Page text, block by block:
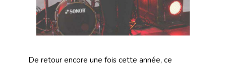
De retour encore une fois cette année, ce